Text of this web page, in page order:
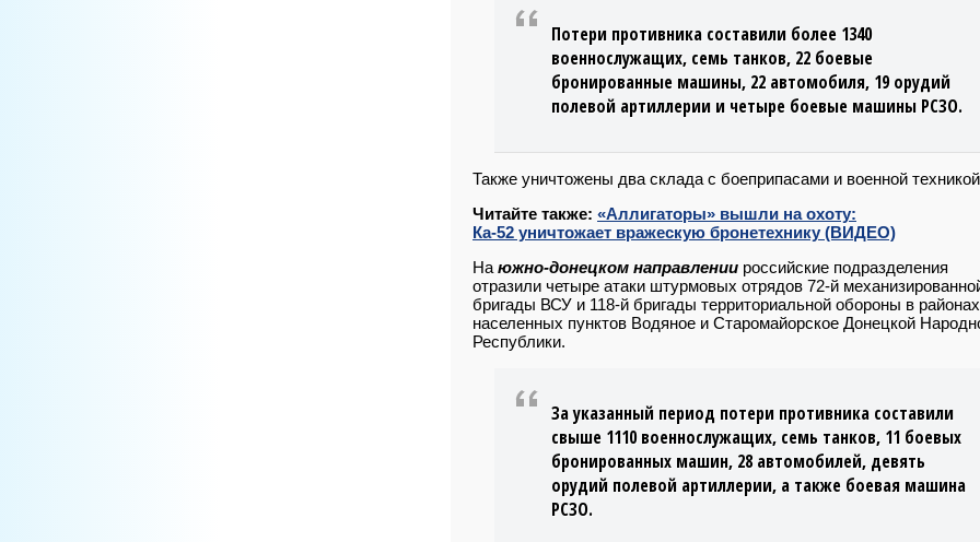
Потери противника составили более 1340
военнослужащих, семь танков, 22 боевые
бронированные машины, 22 автомобиля, 19 орудий
полевой артиллерии и четыре боевые машины РСЗО.
Также уничтожены два склада с боеприпасами и военной
Читайте также: «Аллигаторы» вышли на охоту:
Ка-52 уничтожает вражескую бронетехнику (ВИДЕО)
На южно-донецком направлении российские подразделения
отразили четыре атаки штурмовых отрядов 72-й
бригады ВСУ и 118-й бригады территориальной обороны в районах
населенных пунктов Водяное и Старомайорское Донецкой
Республики.
За указанный период потери противника составили
свыше 1110 военнослужащих, семь танков, 11 боевых
бронированных машин, 28 автомобилей, девять
орудий полевой артиллерии, а также боевая машина
РСЗО.